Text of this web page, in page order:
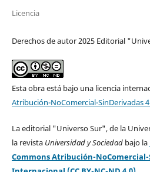
Licencia
Derechos de autor 2025 Editorial
Esta obra está bajo una licencia
Atribución-NoComercial-SinDerivadas
La editorial "Universo Sur", de la
la revista Universidad y Sociedad bajo la
Commons Atribución-NoComercial-